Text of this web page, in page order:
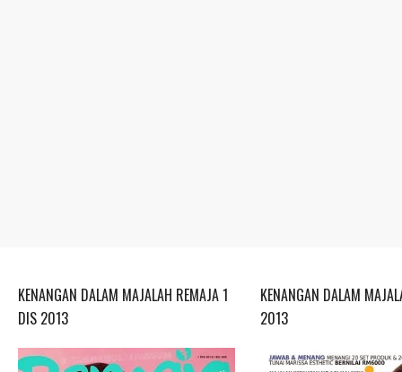
KENANGAN DALAM MAJALAH REMAJA 1
DIS 2013
KENANGAN DALAM
2013